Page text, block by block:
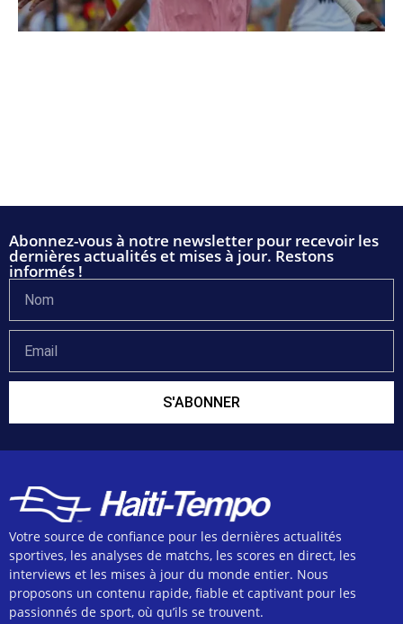
Abonnez-vous à notre newsletter pour recevoir les
dernières actualités et mises à jour. Restons
informés !
S'ABONNER
Votre source de confiance pour les dernières actualités
sportives, les analyses de matchs, les scores en direct, les
interviews et les mises à jour du monde entier. Nous
proposons un contenu rapide, fiable et captivant pour les
passionnés de sport, où qu’ils se trouvent.